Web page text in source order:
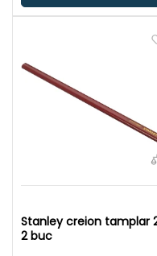
Stanley creion tamplar
2 buc